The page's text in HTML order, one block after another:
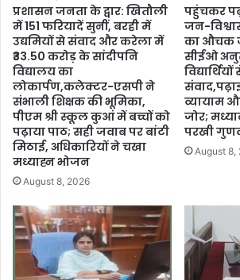
प्रशासन जनता के द्वार: खितौली
में 151 फरियादें सुनीं, बरही में
उद्यमियों से संवाद और करेला में
₹33.50 करोड़ के सांदीपनि
विद्यालय का
लोकार्पण,कलेक्टर-एसपी ने
संभाली शिक्षक की भूमिका,
पीएम श्री स्कूल कुआं में बच्चों को
पढ़ाया पाठ; सही जवाब पर बांटी
मिठाई, अधिकारियों ने चखा
मध्याह्न भोजन
August 8, 2026
पहुंचकर
जन-
का औचक
सीईओ
व्यायाम
जोर;
परखी
August 8,